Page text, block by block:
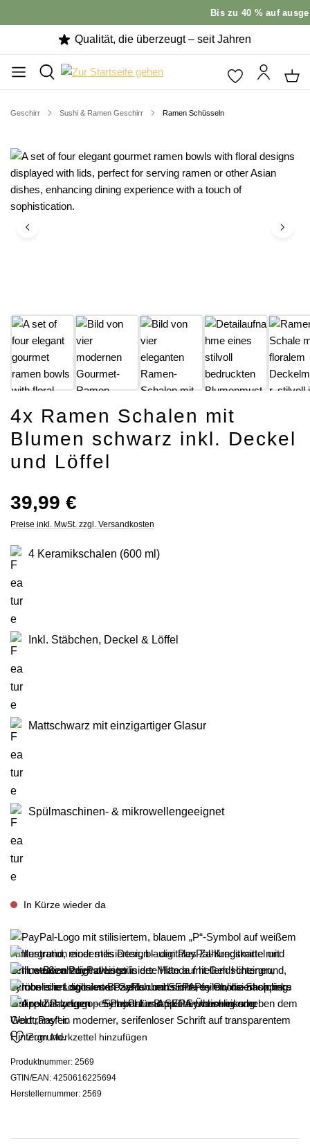
Bis zu 40 % auf
Qualität, die überzeugt – seit Jahren
Geschirr Sushi & Ramen Geschirr Ramen Schüsseln
Bildergalerie überspringen
4x Ramen Schalen mit
Blumen schwarz inkl. Deckel
und Löffel
Regulärer Preis:
39,99 €
Preise inkl. MwSt. zzgl. Versandkosten
4 Keramikschalen (600 ml)
Inkl. Stäbchen, Deckel & Löffel
Mattschwarz mit einzigartiger Glasur
Spülmaschinen- & mikrowellengeeignet
In Kürze wieder da
Zum Merkzettel hinzufügen
Produktnummer: 2569
GTIN/EAN: 4250616225694
Herstellernummer: 2569